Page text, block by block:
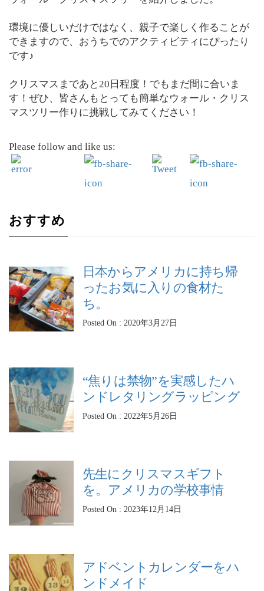
環境に優しいだけではなく、親子で楽しく作ることが
できますので、おうちでのアクティビティにぴったり
です♪
クリスマスまであと20日程度！でもまだ間に合いま
す！ぜひ、皆さんもとっても簡単なウォール・クリス
マスツリー作りに挑戦してみてください！
Please follow and like us:
おすすめ
日本からアメリカに持ち帰
ったお気に入りの食材た
ち。
Posted On : 2020年3月27日
“焦りは禁物”を実感したハ
ンドレタリングラッピング
Posted On : 2022年5月26日
先生にクリスマスギフト
を。アメリカの学校事情
Posted On : 2023年12月14日
アドベントカレンダーをハ
ンドメイド